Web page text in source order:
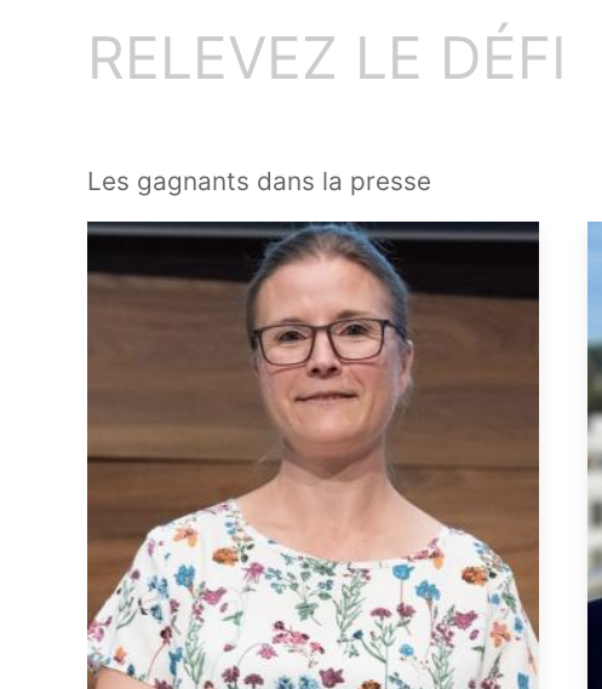
RELEVEZ LE DÉFI
Les gagnants dans la presse